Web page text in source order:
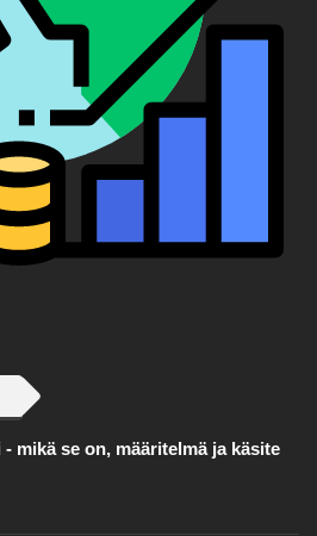
mikä se on, määritelmä ja käsite